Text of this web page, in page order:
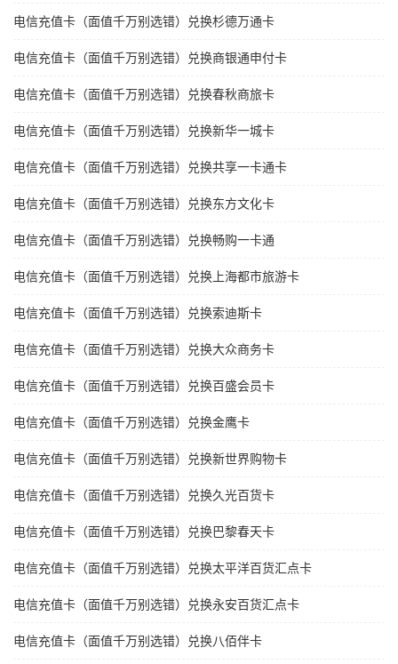
电信充值卡（面值千万别选错）兑换杉德万通卡
电信充值卡（面值千万别选错）兑换商银通申付卡
电信充值卡（面值千万别选错）兑换春秋商旅卡
电信充值卡（面值千万别选错）兑换新华一城卡
电信充值卡（面值千万别选错）兑换共享一卡通卡
电信充值卡（面值千万别选错）兑换东方文化卡
电信充值卡（面值千万别选错）兑换畅购一卡通
电信充值卡（面值千万别选错）兑换上海都市旅游卡
电信充值卡（面值千万别选错）兑换索迪斯卡
电信充值卡（面值千万别选错）兑换大众商务卡
电信充值卡（面值千万别选错）兑换百盛会员卡
电信充值卡（面值千万别选错）兑换金鹰卡
电信充值卡（面值千万别选错）兑换新世界购物卡
电信充值卡（面值千万别选错）兑换久光百货卡
电信充值卡（面值千万别选错）兑换巴黎春天卡
电信充值卡（面值千万别选错）兑换太平洋百货汇点卡
电信充值卡（面值千万别选错）兑换永安百货汇点卡
电信充值卡（面值千万别选错）兑换八佰伴卡